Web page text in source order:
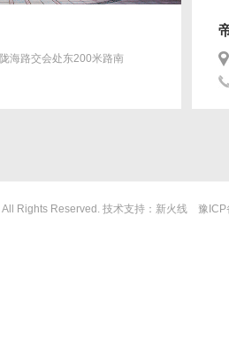
海路交会处东200米路南
Rights Reserved. 技术支持： 新火线 豫